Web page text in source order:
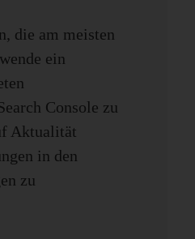
die am meisten
ein
Console zu
Aktualität
in den
zu